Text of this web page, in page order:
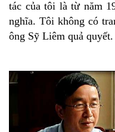
tác của tôi là từ năm
nghĩa. Tôi không có
ông Sỹ Liêm quả quyết.